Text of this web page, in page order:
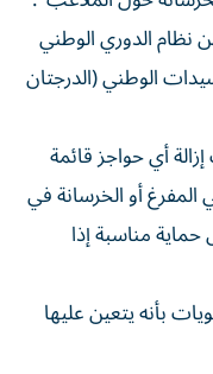
نظام الدوري الوطني
6) ودوري السيدات الوطني (الدرجتان
أي حواجز قائمة
أو الخرسانة في
مناسبة إذا
بأنه يتعين عليها